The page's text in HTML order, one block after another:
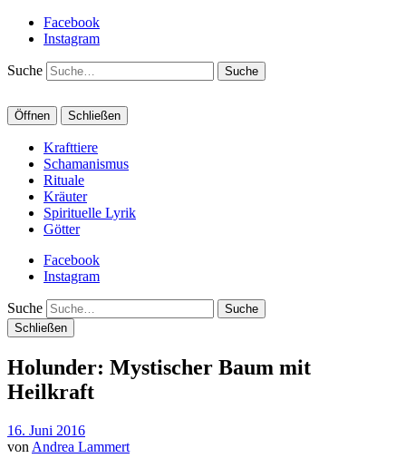
Facebook
Instagram
Suche
Öffnen Schließen
Krafttiere
Schamanismus
Rituale
Kräuter
Spirituelle Lyrik
Götter
Facebook
Instagram
Suche
Schließen
Holunder: Mystischer Baum mit
Heilkraft
16. Juni 2016
von Andrea Lammert